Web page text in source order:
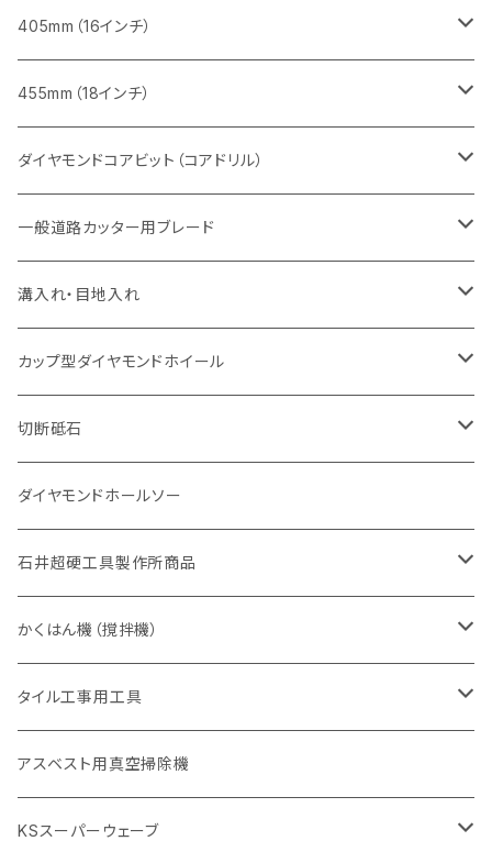
ヒューム管・U字溝切断用
FRP切断用
塩ビ管・キッチンパネル切断用
大理石
ヒューム管・U字溝切断用
鋳鉄管切断用
ヒューム管・U字溝切断用
インターロッキング切断用
鋳鉄管切断用
ヒューム管・U字溝切断用
レンガ切断用
インターロッキング切断用
鋳鉄管切断用
ヒューム管・U字溝切断用
レンガ切断用
インターロッキング切断用
一般道路カッター用
ヒューム管・U字溝切断用
アスファルト切断用
一般道路カッター用
セグメント
セグメント（特殊凹凸加工チップ
鉄筋コンクリート切断用
セグメントタイプ
コンクリート切断用
セグメント
セグメント（特殊凸凹加工チップ
ブロック切断用
セグメント
セグメント（特殊凸凹加工チップ
レンガ切断用
セグメント
セグメント（特殊凸凹加工チップ
インターロッキング切断用
セグメントタイプ
一般道路カッター用
鋳鉄管切断用
セグメントタイプ
埋設鋳鉄管工事対応タイプ
ヒューム管・U字溝切断用
セグメント
セグメント（特殊凸凹加工チップ
アスファルト切断用
一般道路カッター用
みかげ石（御影石）切断用
セグメント
セグメント（特殊凸凹加工チップ
鉄筋コンクリート切断用
セグメントタイプ
コンクリート切断用
セグメント
セグメント（特殊凸凹加工チップ
ブロック切断用
セグメント
セグメント（特殊凸凹加工チップ
レンガ切断用
セグメント
セグメント（特殊凸凹加工チップ
インターロッキング切断用
セグメントタイプ
一般道路カッター用
鋳鉄管切断用
セグメントタイプ
埋設鋳鉄管工事対応タイプ
ヒューム管・U字溝切断用
セグメントタイプ
セグメント（特殊凸凹加工チップ
アスファルト切断用
一般道路カッター用
405mm（16インチ）
みかげ石（御影石）切断用
セグメントタイプ
コンクリート切断用
セグメントタイプ
一般道路カッター用
鉄筋コンクリート切断用
セグメントタイプ
インターロッキング切断用
セグメントタイプ
一般道路カッター用
鋳鉄管切断用
セグメントタイプ
埋設鋳鉄管工事対応タイプ
ヒューム管・U字溝切断用
セグメントタイプ
アスファルト切断用
一般道路カッター用
455mm（18インチ）
道路コンクリート切断用
道路アスファルト切断用
ダイヤモンドコアビット（コアドリル）
Aロット
有効長 250mm
有効長 370mm
Ｃロット
有効長 250mm
M27
有効長 250mm
一般道路カッター用ブレード
道路（アスファルト用）
255mm（10インチ）
305mm（12インチ）
道路（コンクリート舗装面）
255mm（10インチ）
305mm（12インチ）
道路（アス・コン兼用）
305mm（12インチ）
355mm（14インチ）
溝入れ・目地入れ
V型チップ
ストレート型チップ
U型チップ
カップ型ダイヤモンドホイール
100mm（4インチ）
125mm（5インチ）
切断砥石
金属用
305mm（12インチ）
355mm（14インチ）
非金属用
305mm（12インチ）
355mm（14インチ）
ダイヤモンドホールソー
石井超硬工具製作所商品
押し切り（タイル切断機）
本体
電動切断機
本体
ダイヤモンドホイール
ブリック＆ブロック用切断機
穴あけ用工具
かくはん機（撹拌機）
本体
低速回転
高速回転
付属品
撹拌羽根
タイル工事用工具
手動工具
押し切り（手動切断機
電動工具
アスベスト用真空掃除機
KSスーパーウェーブ